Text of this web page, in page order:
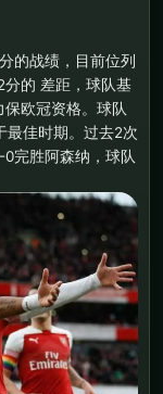
的战绩，目前位列
分的 差距，球队基
欧冠资格。球队
最佳时期。过去2次
完胜阿森纳，球队